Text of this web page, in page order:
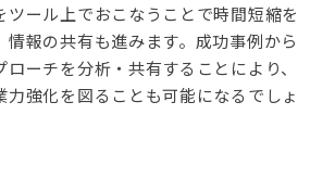
ツール上でおこなうことで時間短縮を
情報の共有も進みます。成功事例から
ーチを分析・共有することにより、
力強化を図ることも可能になるでしょ